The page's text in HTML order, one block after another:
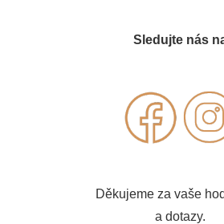
Sledujte nás
Děkujeme za vaše
a dotazy.